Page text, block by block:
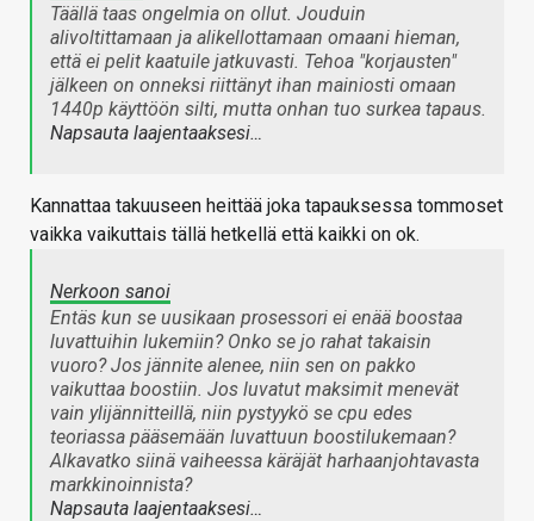
Täällä taas ongelmia on ollut. Jouduin
alivoltittamaan ja alikellottamaan omaani hieman,
että ei pelit kaatuile jatkuvasti. Tehoa "korjausten"
jälkeen on onneksi riittänyt ihan mainiosti omaan
1440p käyttöön silti, mutta onhan tuo surkea tapaus.
Napsauta laajentaaksesi…
Kannattaa takuuseen heittää joka tapauksessa tommoset
vaikka vaikuttais tällä hetkellä että kaikki on ok.
Nerkoon sanoi
Entäs kun se uusikaan prosessori ei enää boostaa
luvattuihin lukemiin? Onko se jo rahat takaisin
vuoro? Jos jännite alenee, niin sen on pakko
vaikuttaa boostiin. Jos luvatut maksimit menevät
vain ylijännitteillä, niin pystyykö se cpu edes
teoriassa pääsemään luvattuun boostilukemaan?
Alkavatko siinä vaiheessa käräjät harhaanjohtavasta
markkinoinnista?
Napsauta laajentaaksesi…